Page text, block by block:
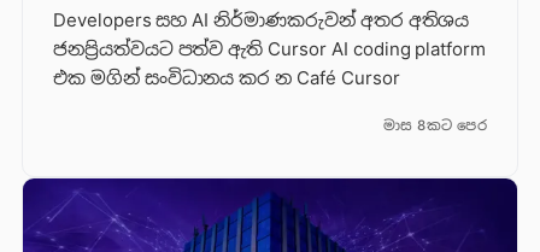
Developers සහ AI නිර්මාණකරුවන් අතර අතිශය
ජනප්‍රියත්වයට පත්ව ඇති Cursor AI coding platform
එක මගින් සංවිධානය කර න Café Cursor
මාස 8කට පෙර